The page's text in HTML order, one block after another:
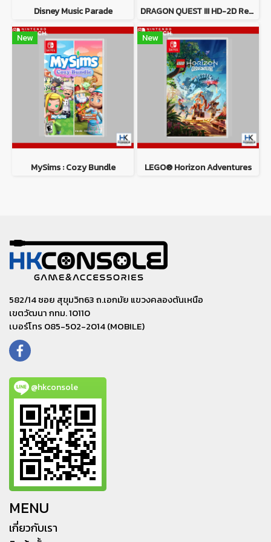
Disney Music Parade DRAGON QUEST III HD-2D Remake
New
MySims : Cozy Bundle
New
LEGO® Horizon Adventures
582/14 ซอย สุขุมวิท63 ถ.เอกมัย แขวงคลองตันเหนือ
เขตวัฒนา กทม. 10110
เบอร์โทร 085-502-2014 (MOBILE)
@hkconsole
MENU
เกี่ยวกับเรา